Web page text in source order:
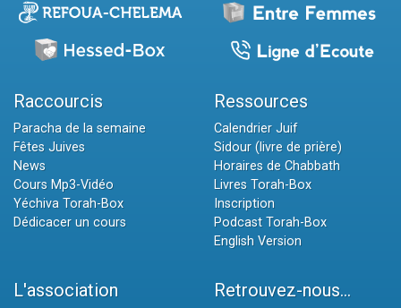
Raccourcis
Paracha de la semaine
Fêtes Juives
News
Cours Mp3-Vidéo
Yéchiva Torah-Box
Dédicacer un cours
Ressources
Calendrier Juif
Sidour (livre de prière)
Horaires de Chabbath
Livres Torah-Box
Inscription
Podcast Torah-Box
English Version
L'association Retrouvez-nous...